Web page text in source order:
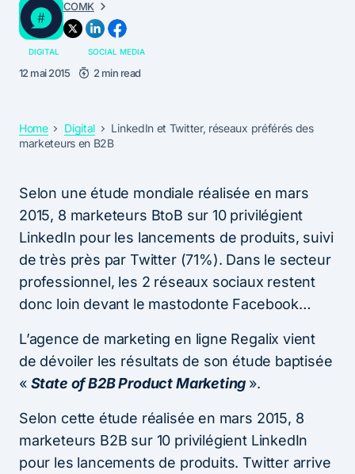
COMK
DIGITAL SOCIAL MEDIA
12 mai 2015 2 min read
Home Digital
LinkedIn et Twitter, réseaux préférés des
marketeurs en B2B
Selon une étude mondiale réalisée en mars
2015, 8 marketeurs BtoB sur 10 privilégient
LinkedIn pour les lancements de produits, suivi
de très près par Twitter (71%). Dans le secteur
professionnel, les 2 réseaux sociaux restent
donc loin devant le mastodonte Facebook…
L’agence de marketing en ligne Regalix vient
de dévoiler les résultats de son étude baptisée
« State of B2B Product Marketing ».
Selon cette étude réalisée en mars 2015, 8
marketeurs B2B sur 10 privilégient LinkedIn
pour les lancements de produits. Twitter arrive